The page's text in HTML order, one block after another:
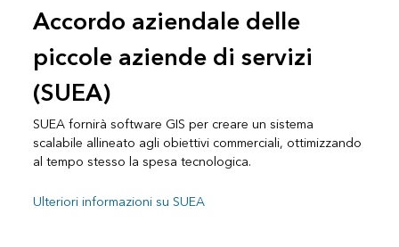
Accordo aziendale delle
piccole aziende di servizi
(SUEA)
SUEA fornirà software GIS per creare un sistema
scalabile allineato agli obiettivi commerciali, ottimizzando
al tempo stesso la spesa tecnologica.
Ulteriori informazioni su SUEA